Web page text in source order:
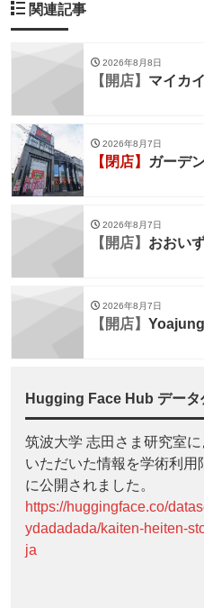
関連記事
2026年8月8日
【開店】 マイカ
2026年8月7日
【閉店】 ガーデ
2026年8月7日
【開店】 おおい
2026年8月7日
【開店】
Hugging Face Hub データ
筑波大学 志田さま研究室
いただいた情報を学術利
に公開されました。
https://huggingface.co/
ydadadada/kaiten-heiten-
ja